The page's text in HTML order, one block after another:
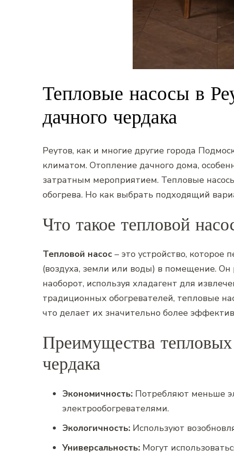
Тепловые насосы в
дачного чердака
Реутов‚ как и многие другие города
климатом. Отопление дачного дома‚
затратным мероприятием. Тепловые
обогрева. Но как выбрать подходящий
Что такое тепловой
Тепловой насос – это устройство‚
(воздуха‚ земли или воды) в помещение.
наоборот‚ используя хладагент для
традиционных обогревателей‚ тепловые
что делает их значительно более
Преимущества
чердака
Экономичность: Потребляют меньше
электрообогревателями.
Экологичность: Используют
Универсальность: Могут